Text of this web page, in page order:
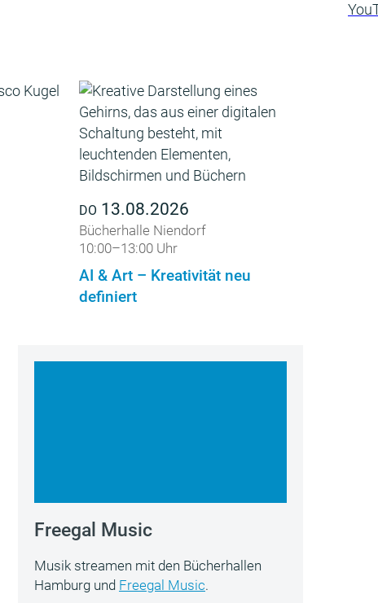
DO 13.08.2026
Bücherhalle Niendorf
10:00–13:00 Uhr
AI & Art – Kreativität neu
definiert
Freegal Music
Musik streamen mit den Bücherhallen
Hamburg und Freegal Music.